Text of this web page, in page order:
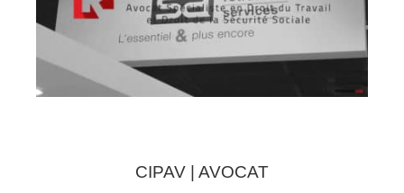
CIPAV | AVOCAT